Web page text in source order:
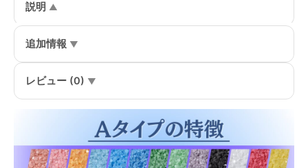
度
粒
150g、
他
（300g･
500g）
説明
追加情報
レビュー (0)